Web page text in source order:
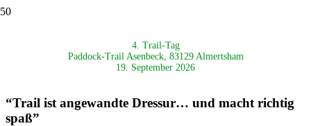
4. Trail-Tag
Paddock-Trail Asenbeck, 83129 Almertsham
19. September 2026
“Trail ist angewandte Dressur… und macht richtig
spaß”